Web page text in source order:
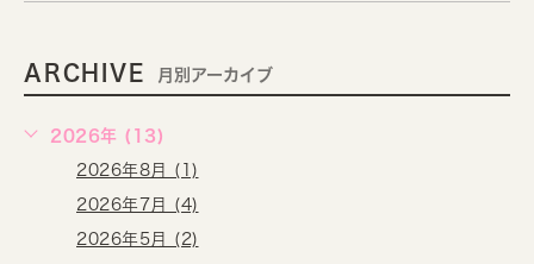
ARCHIVE 月別アーカイブ
2026年 (13)
2026年8月 (1)
2026年7月 (4)
2026年5月 (2)